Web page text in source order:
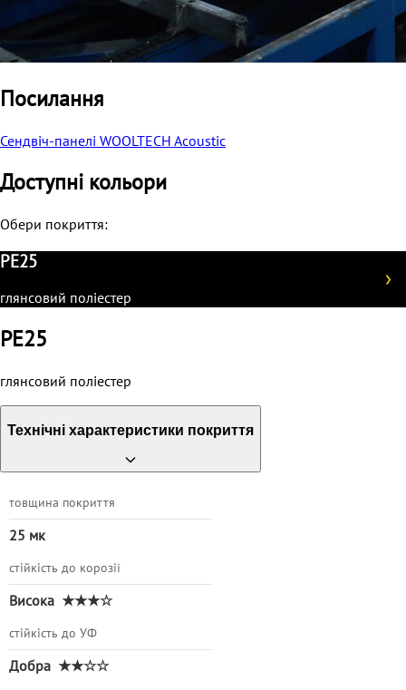
Посилання
Сендвіч-панелі WOOLTECH Acoustic
Доступні кольори
Обери покриття:
PE25
глянсовий поліестер
PE25
глянсовий поліестер
Технічні характеристики покриття
товщина покриття
25 мк
стійкість до корозії
Висока ★★★☆
стійкість до УФ
Добра ★★☆☆